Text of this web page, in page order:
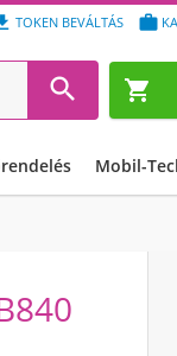


TOKEN BEVÁLTÁS

Mobil-